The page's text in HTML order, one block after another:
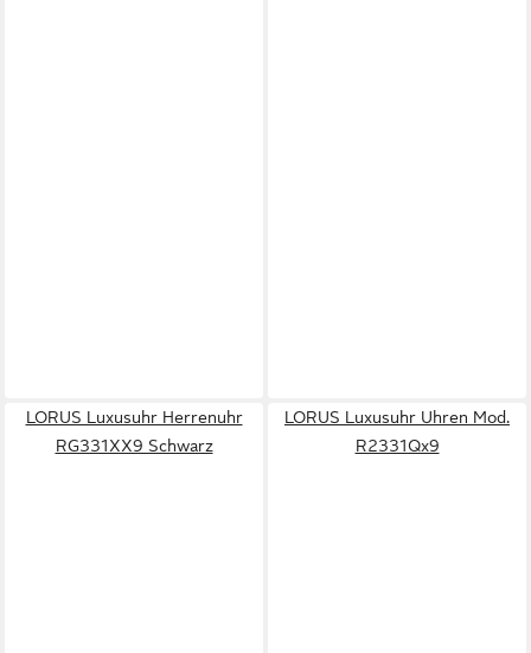
LORUS Luxusuhr Herrenuhr
RG331XX9 Schwarz
LORUS Luxusuhr Uhren Mod.
R2331Qx9